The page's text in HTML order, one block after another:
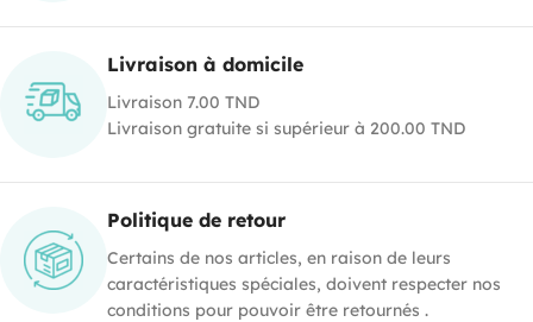
Livraison à domicile
Livraison 7.00 TND
Livraison gratuite si supérieur à 200.00 TND
Politique de retour
Certains de nos articles, en raison de leurs
caractéristiques spéciales, doivent respecter nos
conditions pour pouvoir être retournés .